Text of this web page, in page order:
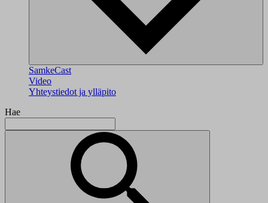
SamkeCast
Video
Yhteystiedot ja ylläpito
Hae